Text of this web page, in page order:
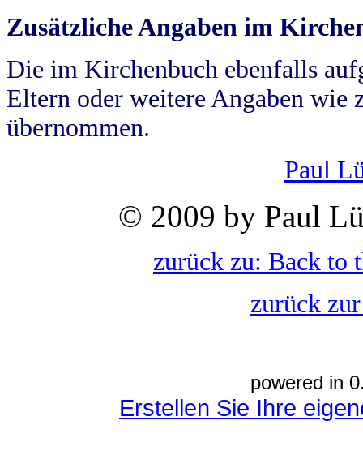
Zusätzliche Angaben im
Die im Kirchenbuch ebenfalls
Eltern oder weitere Angaben wie
übernommen.
Paul
© 2009 by Paul
zurück zu: Back to
zurück
powered in
Erstellen Sie Ihre